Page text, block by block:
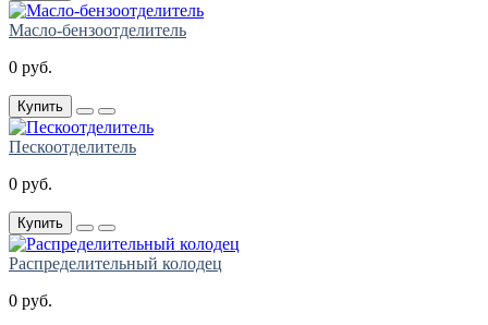
Масло-бензоотделитель
0 руб.
Купить
Пескоотделитель
0 руб.
Купить
Распределительный колодец
0 руб.